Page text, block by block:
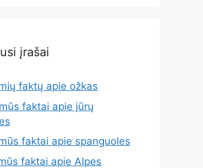
įrašai
faktų apie ožkas
faktai apie jūrų
faktai apie spanguoles
faktai apie Alpes